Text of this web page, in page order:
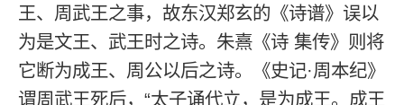
王、周武王之事，故东汉郑玄的《诗谱》误以
为是文王、武王时之诗。朱熹《诗 集传》则将
它断为成王、周公以后之诗。《史记·周本纪》
谓周武王死后，“太子诵代立，是为成王。成王